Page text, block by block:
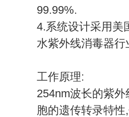
99.99%.
4.系统设计采用美
水紫外线消毒器
工作原理:
254nm波长的紫
胞的遗传转录特